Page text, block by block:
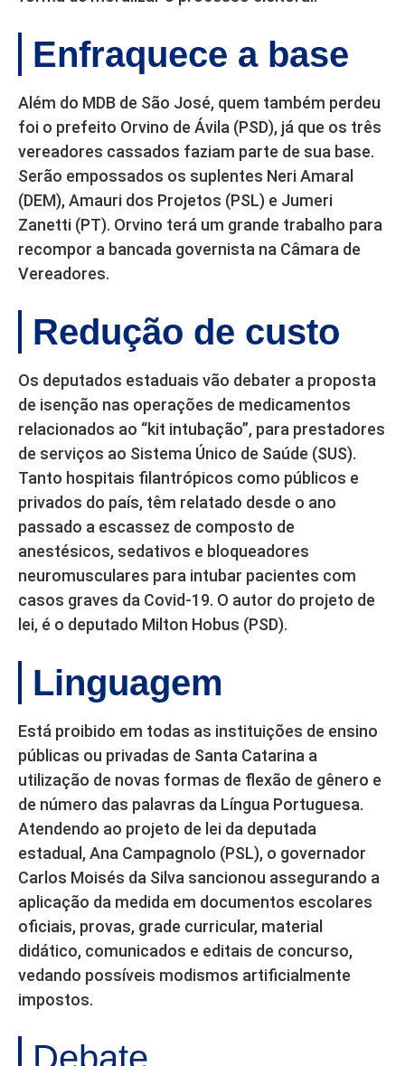
Enfraquece a base
Além do MDB de São José, quem também perdeu
foi o prefeito Orvino de Ávila (PSD), já que os três
vereadores cassados faziam parte de sua base.
Serão empossados os suplentes Neri Amaral
(DEM), Amauri dos Projetos (PSL) e Jumeri
Zanetti (PT). Orvino terá um grande trabalho para
recompor a bancada governista na Câmara de
Vereadores.
Redução de custo
Os deputados estaduais vão debater a proposta
de isenção nas operações de medicamentos
relacionados ao “kit intubação”, para prestadores
de serviços ao Sistema Único de Saúde (SUS).
Tanto hospitais filantrópicos como públicos e
privados do país, têm relatado desde o ano
passado a escassez de composto de
anestésicos, sedativos e bloqueadores
neuromusculares para intubar pacientes com
casos graves da Covid-19. O autor do projeto de
lei, é o deputado Milton Hobus (PSD).
Linguagem
Está proibido em todas as instituições de ensino
públicas ou privadas de Santa Catarina a
utilização de novas formas de flexão de gênero e
de número das palavras da Língua Portuguesa.
Atendendo ao projeto de lei da deputada
estadual, Ana Campagnolo (PSL), o governador
Carlos Moisés da Silva sancionou assegurando a
aplicação da medida em documentos escolares
oficiais, provas, grade curricular, material
didático, comunicados e editais de concurso,
vedando possíveis modismos artificialmente
impostos.
Debate